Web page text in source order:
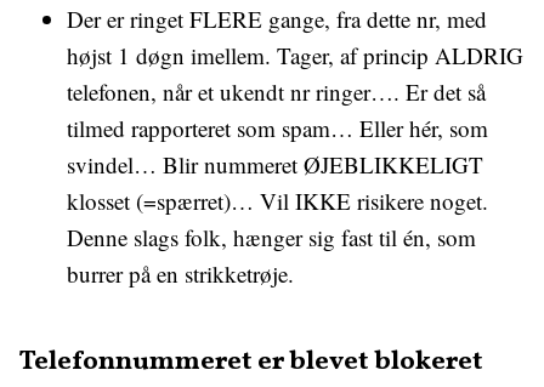
Der er ringet FLERE gange, fra dette nr, med
højst 1 døgn imellem. Tager, af princip ALDRIG
telefonen, når et ukendt nr ringer…. Er det så
tilmed rapporteret som spam… Eller hér, som
svindel… Blir nummeret ØJEBLIKKELIGT
klosset (=spærret)… Vil IKKE risikere noget.
Denne slags folk, hænger sig fast til én, som
burrer på en strikketrøje.
Telefonnummeret er blevet blokeret